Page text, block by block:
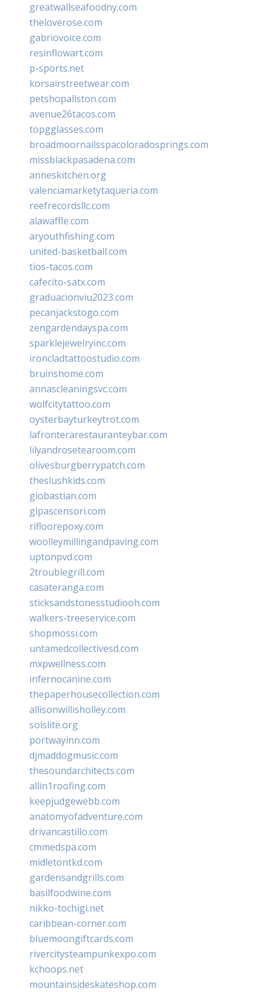
greatwallseafoodny.com
theloverose.com
gabriovoice.com
resinflowart.com
p-sports.net
korsairstreetwear.com
petshopallston.com
avenue26tacos.com
topgglasses.com
broadmoornailsspacoloradosprings.com
missblackpasadena.com
anneskitchen.org
valenciamarketytaqueria.com
reefrecordsllc.com
alawaffle.com
aryouthfishing.com
united-basketball.com
tios-tacos.com
cafecito-satx.com
graduacionviu2023.com
pecanjackstogo.com
zengardendayspa.com
sparklejewelryinc.com
ironcladtattoostudio.com
bruinshome.com
annascleaningsvc.com
wolfcitytattoo.com
oysterbayturkeytrot.com
lafronterarestauranteybar.com
lilyandrosetearoom.com
olivesburgberrypatch.com
theslushkids.com
giobastian.com
glpascensori.com
rifloorepoxy.com
woolleymillingandpaving.com
uptonpvd.com
2troublegrill.com
casateranga.com
sticksandstonesstudiooh.com
walkers-treeservice.com
shopmossi.com
untamedcollectivesd.com
mxpwellness.com
infernocanine.com
thepaperhousecollection.com
allisonwillisholley.com
solslite.org
portwayinn.com
djmaddogmusic.com
thesoundarchitects.com
allin1roofing.com
keepjudgewebb.com
anatomyofadventure.com
drivancastillo.com
cmmedspa.com
midletontkd.com
gardensandgrills.com
basilfoodwine.com
nikko-tochigi.net
caribbean-corner.com
bluemoongiftcards.com
rivercitysteampunkexpo.com
kchoops.net
mountainsideskateshop.com